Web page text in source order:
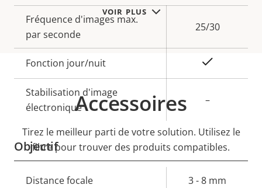
VOIR PLUS
de la
propriété
la
propriété
Fréquence d'images max.
par seconde
25/30
Fonction jour/nuit
Stabilisation d'image
électronique
–
Objectif
Description
Distance focale 3 - 8 mm
Accessoires
Tirez le meilleur parti de votre solution. Utilisez le
filtre pour trouver des produits compatibles.